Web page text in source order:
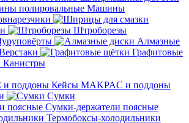
Машины
Штроборезы
Алмазные
Графитовые
Канистры
Кейсы MAKPAC и поддоны
Сумки
Сумки-держатели поясные
Термобоксы-холодильники